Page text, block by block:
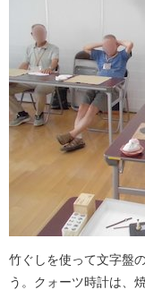
竹ぐしを使って文字盤
う。クォーツ時計は、